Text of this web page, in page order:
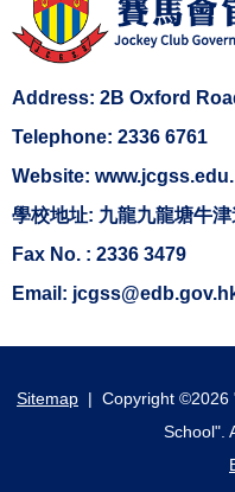
Address: 2B Oxford
Telephone: 2336 6761
Website:
學校地址: 九龍九龍塘牛
Fax No. : 2336 3479
Email:
Sitemap | Copyright ©2026
School".